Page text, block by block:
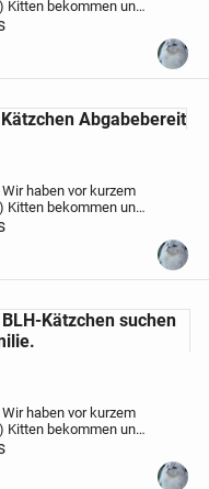
Kitten bekommen und
neues Zuhause.
Weibchen mit
Abgabebereit
Wir haben vor kurzem
Kitten bekommen und
neues
1 wunderschöne
mit blauen
Kätzchen suchen
Wir haben vor kurzem
Kitten bekommen und
neues Zuhause.
Weibchen
blauen Augen und...